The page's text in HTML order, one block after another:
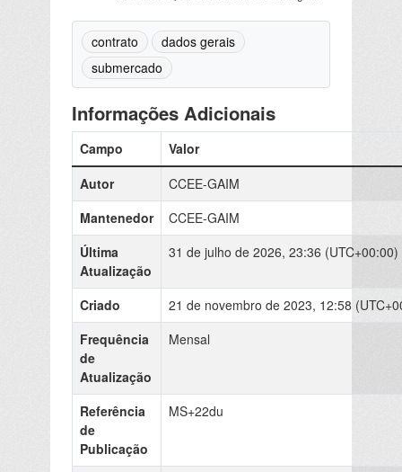
contrato
dados gerais
submercado
Informações Adicionais
Campo
Valor
Autor
CCEE-GAIM
Mantenedor
CCEE-GAIM
Última
Atualização
31 de julho de 2026, 23:36 (UTC+00:00)
Criado
21 de novembro de 2023, 12:58
Frequência
de
Atualização
Mensal
Referência
de
Publicação
MS+22du